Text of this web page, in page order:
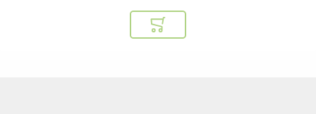
In den Warenkorb